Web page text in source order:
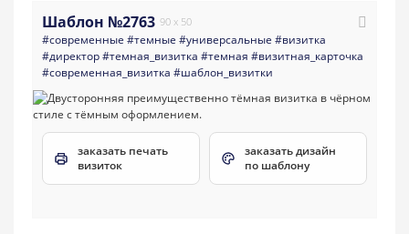
Шаблон №2763 90 x 50
#современные #темные #универсальные #визитка
#директор#темная_визитка #темная #визитная_карточка
#современная_визитка #шаблон_визитки
заказать печать
визиток
заказать дизайн
по шаблону